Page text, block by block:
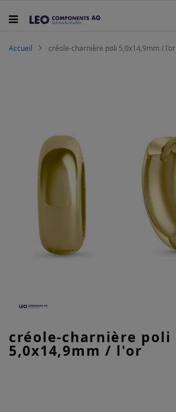
au
Accueil créole-charnière poli 5,0x14,9mm / l'or
créole-charnière poli
5,0x14,9mm / l'or
to
the
beginning